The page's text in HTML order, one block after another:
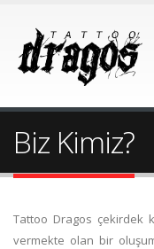
Biz Kimiz?
Tattoo Dragos çekirdek
vermekte olan bir